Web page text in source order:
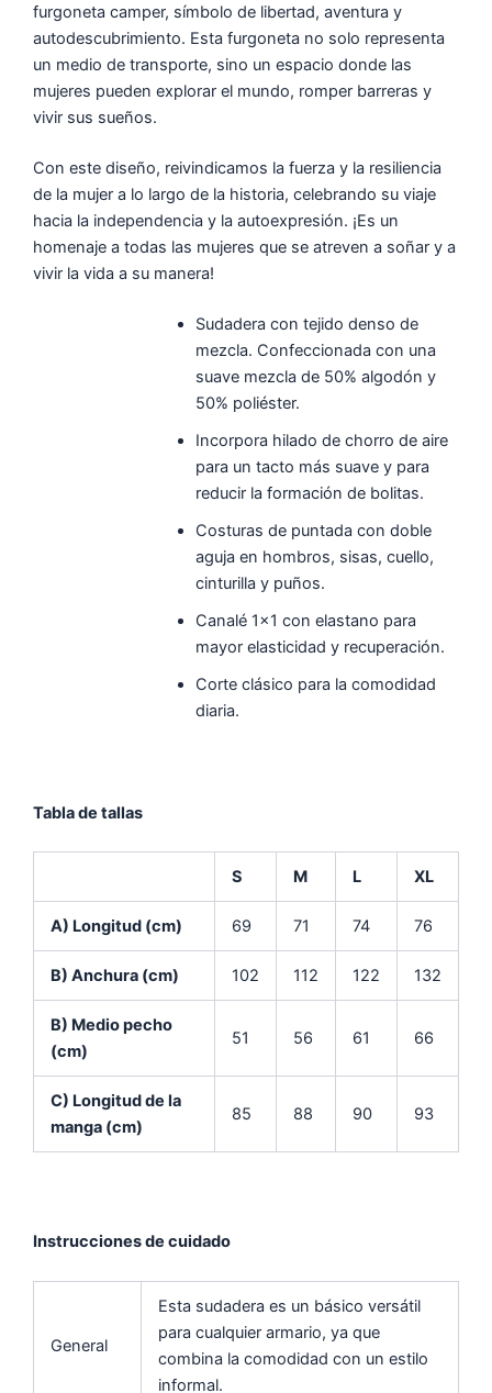
furgoneta camper, símbolo de libertad, aventura y
autodescubrimiento. Esta furgoneta no solo representa
un medio de transporte, sino un espacio donde las
mujeres pueden explorar el mundo, romper barreras y
vivir sus sueños.
Con este diseño, reivindicamos la fuerza y la resiliencia
de la mujer a lo largo de la historia, celebrando su viaje
hacia la independencia y la autoexpresión. ¡Es un
homenaje a todas las mujeres que se atreven a soñar y a
vivir la vida a su manera!
Sudadera con tejido denso de
mezcla. Confeccionada con una
suave mezcla de 50% algodón y
50% poliéster.
Incorpora hilado de chorro de aire
para un tacto más suave y para
reducir la formación de bolitas.
Costuras de puntada con doble
aguja en hombros, sisas, cuello,
cinturilla y puños.
Canalé 1×1 con elastano para
mayor elasticidad y recuperación.
Corte clásico para la comodidad
diaria.
Tabla de tallas
S M L XL
A) Longitud (cm) 69 71 74 76
B) Anchura (cm) 102 112 122 132
B) Medio pecho
(cm)
51 56 61 66
C) Longitud de la
manga (cm)
85 88 90 93
Instrucciones de cuidado
General
Esta sudadera es un básico versátil
para cualquier armario, ya que
combina la comodidad con un estilo
informal.